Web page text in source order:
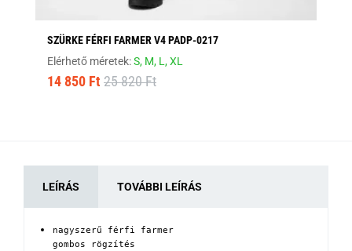
SZÜRKE FÉRFI FARMER V4 PADP-0217
Elérhető méretek:S, M, L,XL
14 850 Ft 25 820 Ft
LEÍRÁS TOVÁBBI LEÍRÁS
nagyszerű férfi farmer
gombos rögzítés